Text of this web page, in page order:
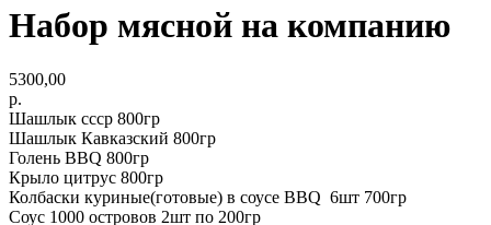
Набор мясной на компанию
5300,00
р.
Шашлык ссср 800гр
Шашлык Кавказский 800гр
Голень BBQ 800гр
Крыло цитрус 800гр
Колбаски куриные(готовые) в соусе BBQ 6шт 700гр
Соус 1000 островов 2шт по 200гр